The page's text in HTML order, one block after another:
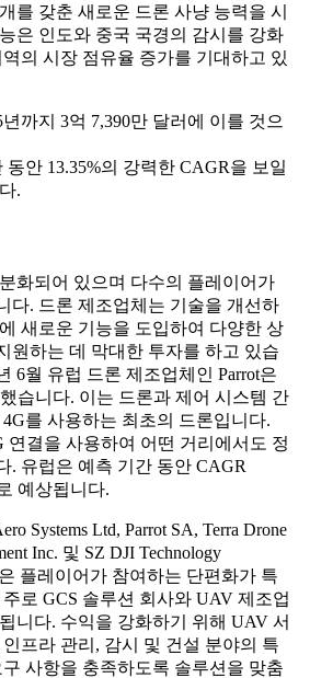
를 갖춘 새로운 드론 사냥 능력을 시
은 인도와 중국 국경의 감시를 강화
의 시장 점유율 증가를 기대하고 있
까지 3억 7,390만 달러에 이를 것으
동안 13.35%의 강력한 CAGR을 보일
.
화되어 있으며 다수의 플레이어가
다. 드론 제조업체는 기술을 개선하
새로운 기능을 도입하여 다양한 상
원하는 데 막대한 투자를 하고 있습
6월 유럽 드론 제조업체인 Parrot은
습니다. 이는 드론과 제어 시스템 간
를 사용하는 최초의 드론입니다.
연결을 사용하여 어떤 거리에서도 정
. 유럽은 예측 기간 동안 CAGR
예상됩니다.
Systems Ltd, Parrot SA, Terra Drone
Inc. 및 SZ DJI Technology
플레이어가 참여하는 단편화가 특
로 GCS 솔루션 회사와 UAV 제조업
니다. 수익을 강화하기 위해 UAV 서
프라 관리, 감시 및 건설 분야의 특
사항을 충족하도록 솔루션을 맞춤